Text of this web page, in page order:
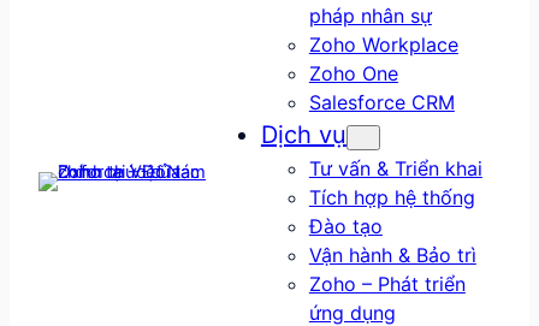
pháp nhân sự
Zoho Workplace
Zoho One
Salesforce CRM
Dịch vụ
Tư vấn & Triển khai
Tích hợp hệ thống
Đào tạo
Vận hành & Bảo trì
Zoho – Phát triển
ứng dụng